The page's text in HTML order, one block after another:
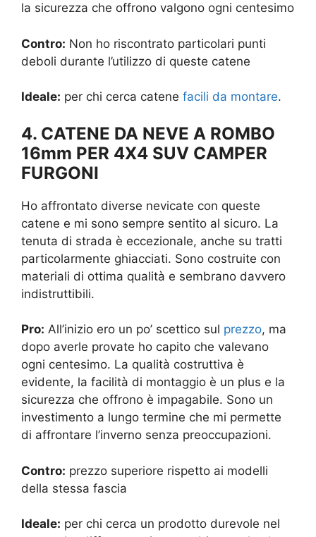
la sicurezza che offrono valgono ogni centesimo
Contro: Non ho riscontrato particolari punti
deboli durante l’utilizzo di queste catene
Ideale: per chi cerca catene facili da montare.
4. CATENE DA NEVE A ROMBO
16mm PER 4X4 SUV CAMPER
FURGONI
Ho affrontato diverse nevicate con queste
catene e mi sono sempre sentito al sicuro. La
tenuta di strada è eccezionale, anche su tratti
particolarmente ghiacciati. Sono costruite con
materiali di ottima qualità e sembrano davvero
indistruttibili.
Pro: All’inizio ero un po’ scettico sul prezzo, ma
dopo averle provate ho capito che valevano
ogni centesimo. La qualità costruttiva è
evidente, la facilità di montaggio è un plus e la
sicurezza che offrono è impagabile. Sono un
investimento a lungo termine che mi permette
di affrontare l’inverno senza preoccupazioni.
Contro: prezzo superiore rispetto ai modelli
della stessa fascia
Ideale: per chi cerca un prodotto durevole nel